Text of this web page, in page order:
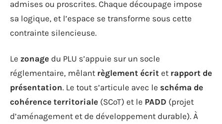
admises ou proscrites. Chaque découpage impose
sa logique, et l’espace se transforme sous cette
contrainte silencieuse.
Le zonage du PLU s’appuie sur un socle
réglementaire, mêlant règlement écrit et rapport de
présentation. Le tout s’articule avec le schéma de
cohérence territoriale (SCoT) et le PADD (projet
d’aménagement et de développement durable). À